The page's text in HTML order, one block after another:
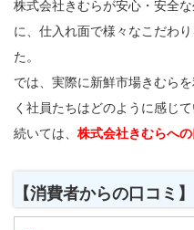
株式会社きむらが安心・安全
に、仕入れ面で様々なこだわ
た。
では、実際に新鮮市場きむら
く社員たちはどのように感じ
続いては、 株式会社きむらへの
【消費者からの口コミ】